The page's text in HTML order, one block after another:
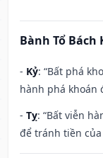
Bành Tổ Bách
- Kỷ: “Bất phá
hành phá khoán
- Tỵ: “Bất viễn
để tránh tiền